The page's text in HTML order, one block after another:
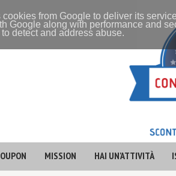
MISSION HAI UN'ATTIVITÀ
from Google to deliver its
Google along with performance and
detect and address abuse.